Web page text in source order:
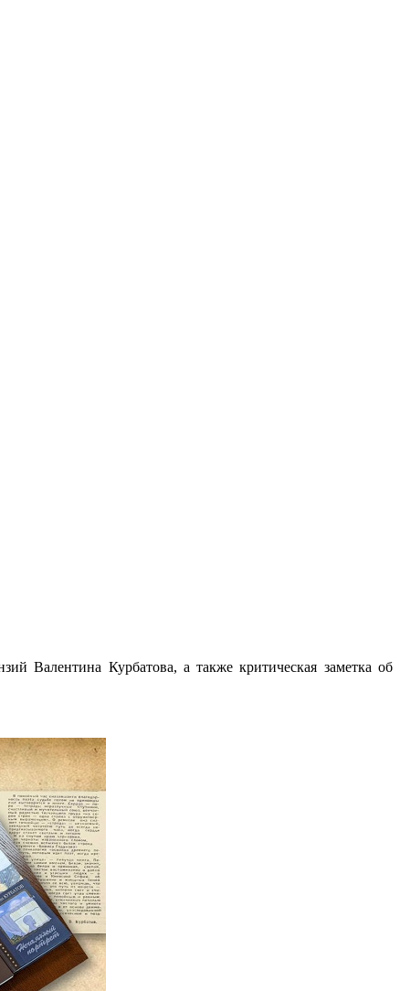
Валентина Курбатова, а также критическая заметка об